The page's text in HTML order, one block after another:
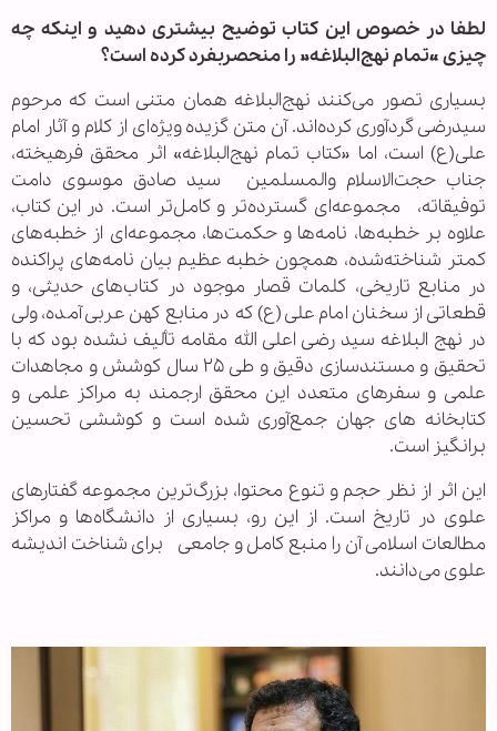
لطفا در خصوص این کتاب توضیح بیشتری دهید و اینکه چه
چیزی «تمام نهج‌البلاغه» را منحصربفرد کرده است؟
بسیاری تصور می‌کنند نهج‌البلاغه همان متنی است که مرحوم
سیدرضی گردآوری کرده‌اند. آن متن گزیده ویژه‌ای از کلام و آثار امام
علی(ع) است، اما «کتاب تمام نهج‌البلاغه» اثر محقق فرهیخته،
جناب حجت‌الاسلام والمسلمین سید صادق موسوی دامت
توفیقاته، مجموعه‌ای گسترده‌تر و کامل‌تر است. در این کتاب،
علاوه بر خطبه‌ها، نامه‌ها و حکمت‌ها، مجموعه‌ای از خطبه‌های
کمتر شناخته‌شده، همچون خطبه عظیم بیان نامه‌های پراکنده
در منابع تاریخی، کلمات قصار موجود در کتاب‌های حدیثی، و
قطعاتی از سخنان امام علی(ع) که در منابع کهن عربی آمده، ولی
در نهج البلاغه سید رضی اعلی الله مقامه تألیف نشده بود که با
تحقیق و مستندسازی دقیق و طی ۲۵ سال کوشش و مجاهدات
علمی و سفرهای متعدد این محقق ارجمند به مراکز علمی و
کتابخانه های جهان جمع‌آوری شده است و کوششی تحسین
برانگیز است.
این اثر از نظر حجم و تنوع محتوا، بزرگ‌ترین مجموعه گفتارهای
علوی در تاریخ است. از این رو، بسیاری از دانشگاه‌ها و مراکز
مطالعات اسلامی آن را منبع کامل‌ و جامعی برای شناخت اندیشه
علوی می‌دانند.